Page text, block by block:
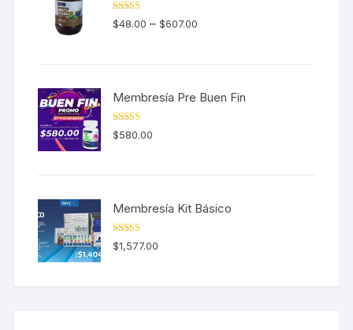
Valorado en
5.00de 5
$48.00 –$607.00
Membresía Pre Buen Fin
Valorado en
5.00de 5
$580.00
Membresía Kit Básico
Valorado en
5.00 de 5
$1,577.00